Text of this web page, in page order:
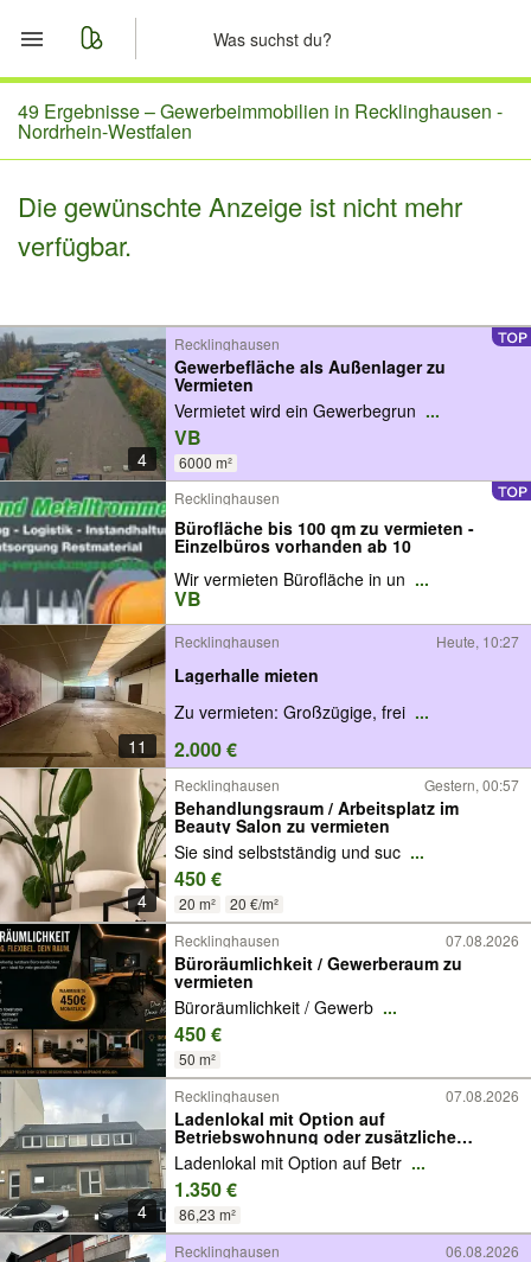
Start
Merkliste
Nachrichten
49 Ergebnisse –Gewerbeimmobilien in Recklinghausen -
Nordrhein-Westfalen
Die gewünschte Anzeige ist nicht mehr
verfügbar.
4
Recklinghausen
Gewerbefläche als Außenlager zu
Vermieten
Vermietet wird ein Gewerbegrun ...
VB
6000 m²
Recklinghausen
Bürofläche bis 100 qm zu vermieten -
Einzelbüros vorhanden ab 10
Wir vermieten Bürofläche in un ...
VB
11
Recklinghausen Heute, 10:27
Lagerhalle mieten
Zu vermieten: Großzügige, frei ...
2.000 €
4
Recklinghausen Gestern, 00:57
Behandlungsraum / Arbeitsplatz im
Beauty Salon zu vermieten
Sie sind selbstständig und suc ...
450 €
20 m²
20 €/m²
Recklinghausen
07.08.2026
Büroräumlichkeit / Gewerberaum zu
vermieten
Büroräumlichkeit / Gewerb ...
450 €
50 m²
4
Recklinghausen 07.08.2026
Ladenlokal mit Option auf
Betriebswohnung oder zusätzliche
Büroräume
Ladenlokal mit Option auf Betr ...
1.350 €
86,23 m²
Recklinghausen 06.08.2026